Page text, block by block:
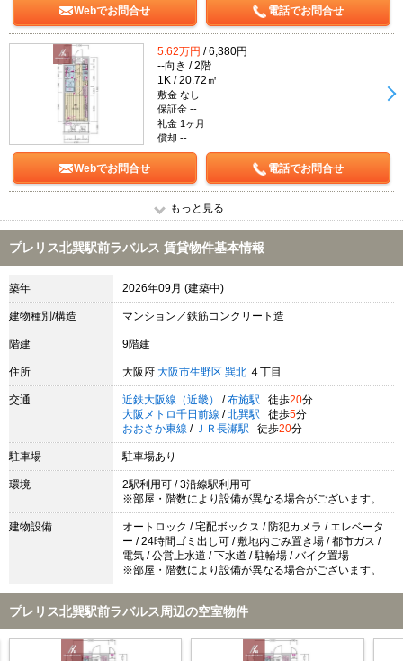
Webでお問合せ 電話でお問合せ
5.62万円 / 6,380円
--向き / 2階
1K / 20.72㎡
敷金 なし
保証金 --
礼金 1ヶ月
償却 --
Webでお問合せ 電話でお問合せ
もっと見る
プレリス北巽駅前ラバルス 賃貸物件基本情報
築年 2026年09月 (建築中)
建物種別/構造 マンション／鉄筋コンクリート造
階建 9階建
住所 大阪府 大阪市生野区 巽北 ４丁目
交通 近鉄大阪線（近畿） / 布施駅 徒歩20分
大阪メトロ千日前線 / 北巽駅 徒歩5分
おおさか東線 / ＪＲ長瀬駅 徒歩20分
駐車場 駐車場あり
環境
2駅利用可 / 3沿線駅利用可
※部屋・階数により設備が異なる場合がございます。
建物設備
オートロック / 宅配ボックス / 防犯カメラ / エレベータ
ー / 24時間ゴミ出し可 / 敷地内ごみ置き場 / 都市ガス /
電気 / 公営上水道 / 下水道 / 駐輪場 / バイク置場
※部屋・階数により設備が異なる場合がございます。
プレリス北巽駅前ラバルス周辺の空室物件